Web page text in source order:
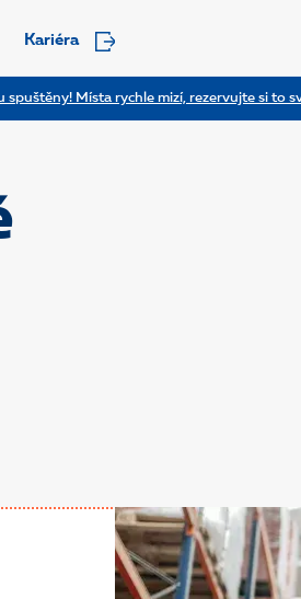
Místa rychle mizí, rezervujte si to
Kariéra